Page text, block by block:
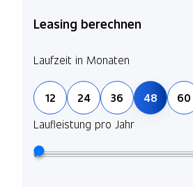
Leasing berechnen
Laufzeit in Monaten
12 24 36 48
60
Laufleistung pro Jahr